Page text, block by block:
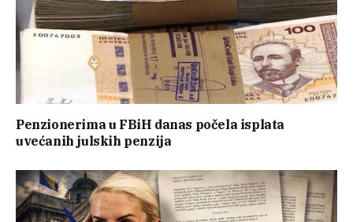
Penzionerima u FBiH danas počela isplata
uvećanih julskih penzija